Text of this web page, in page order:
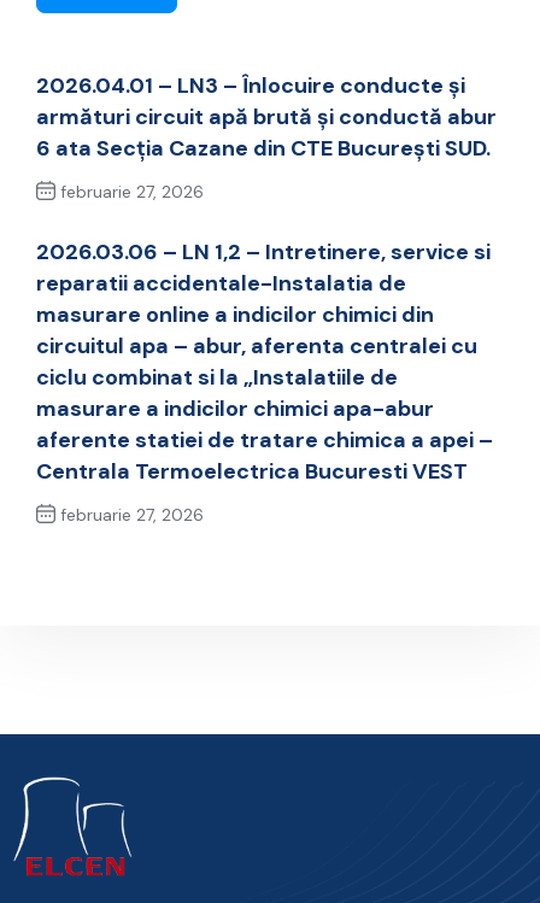
2026.04.01 – LN3 – Înlocuire conducte și
armături circuit apă brută și conductă abur
6 ata Secția Cazane din CTE București SUD.
februarie 27, 2026
2026.03.06 – LN 1,2 – Intretinere, service si
reparatii accidentale-Instalatia de
masurare online a indicilor chimici din
circuitul apa – abur, aferenta centralei cu
ciclu combinat si la „Instalatiile de
masurare a indicilor chimici apa-abur
aferente statiei de tratare chimica a apei –
Centrala Termoelectrica Bucuresti VEST
februarie 27, 2026